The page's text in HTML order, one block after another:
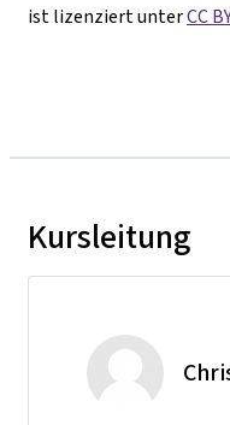
ist lizenziert unterCC
Kursleitung